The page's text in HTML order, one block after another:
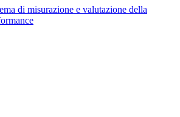
di misurazione e valutazione della